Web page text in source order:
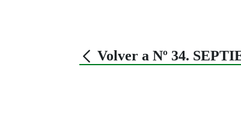
Volver a Nº 34.